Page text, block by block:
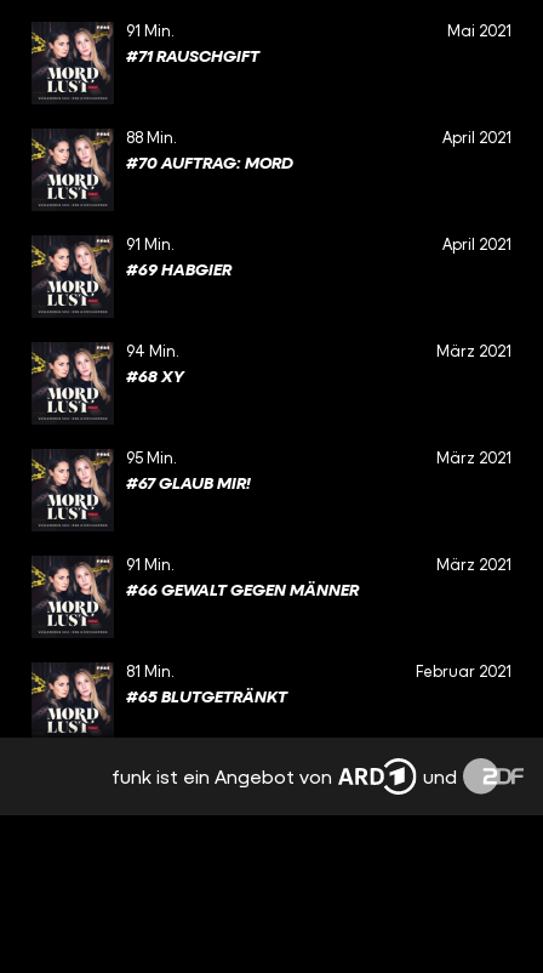
91 Min. Mai 2021
#71 RAUSCHGIFT
88 Min. April 2021
#70 AUFTRAG: MORD
91 Min. April 2021
#69 HABGIER
94 Min. März 2021
#68 XY
95 Min. März 2021
#67 GLAUB MIR!
91 Min. März 2021
#66 GEWALT GEGEN MÄNNER
81 Min. Februar 2021
#65 BLUTGETRÄNKT
86 Min. Februar 2021
funk ist ein Angebot von und